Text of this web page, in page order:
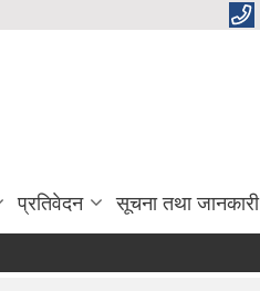
प्रतिवेदन सूचना तथा जानकारी